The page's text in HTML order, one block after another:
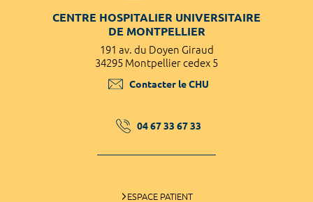
CENTRE HOSPITALIER UNIVERSITAIRE
DE MONTPELLIER
191 av. du Doyen Giraud
34295 Montpellier cedex 5
Contacter le CHU
04 67 33 67 33
ESPACE PATIENT